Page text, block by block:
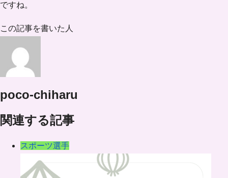
ですね。
この記事を書いた人
poco-chiharu
関連する記事
スポーツ選手